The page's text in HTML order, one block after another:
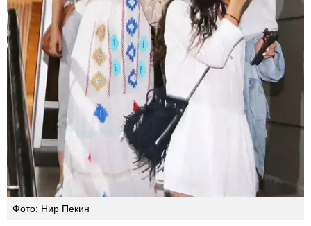
Фото: Нир Пекин